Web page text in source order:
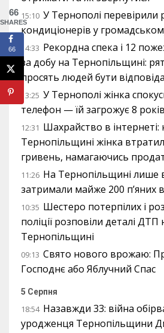
15:10 У Тернополі перевірили
кондиціонерів у
14:33 Рекордна спека і 12
за добу на Тернопільщині:
просять людей бути
13:25 У Тернополі жінка
телефон — їй загрожує 8
12:31 Шахрайство в інтернеті:
Тернопільщині жінка
гривень, намагаючись
11:26 На Тернопільщині лише
затримали майже 200 п’яних
10:35 Шестеро потерпілих і
поліції розповіли деталі ДТП
Тернопільщині
09:13 Свято нового врожаю:
Господнє або Яблучний Спас
5 Серпня
18:54 Назавжди 33: війна
уродженця Тернопільщини
66
SHARES
66